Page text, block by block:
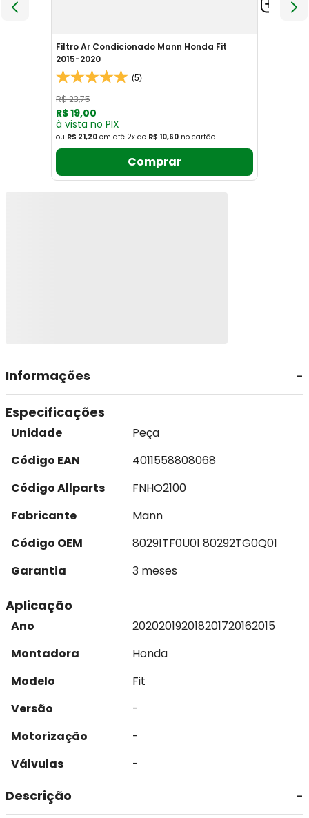
Filtro Ar Condicionado Mann Honda Fit
2015-2020
(5)
R$23,75
R$19,00
à vista no PIX
ou R$ 21,20 em até 2x de R$ 10,60 no cartão
Comprar
Informações
Especificações
Unidade
Peça
Código EAN
4011558808068
Código Allparts
FNHO2100
Fabricante
Mann
Código OEM
80291TF0U01 80292TG0Q01
Garantia
3 meses
Aplicação
Ano 202020192018201720162015
Montadora
Honda
Modelo
Fit
Versão
-
Motorização
-
Válvulas
-
Descrição